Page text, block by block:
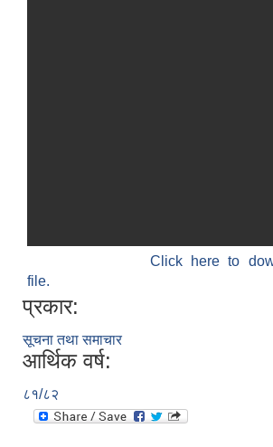
Click here to
file.
प्रकार:
सूचना तथा समाचार
आर्थिक वर्ष:
८१/८२